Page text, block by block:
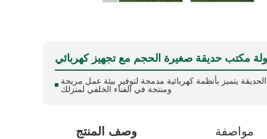
مكتب حديقة صغيرة الحجم مع تجهيز كهربائي
يتميز بأنظمة كهربائية مدمجة لتوفير بيئة عمل مريحة
ومنتجة في الفناء الخلفي لمنزلك
وصف المنتج مواصفة